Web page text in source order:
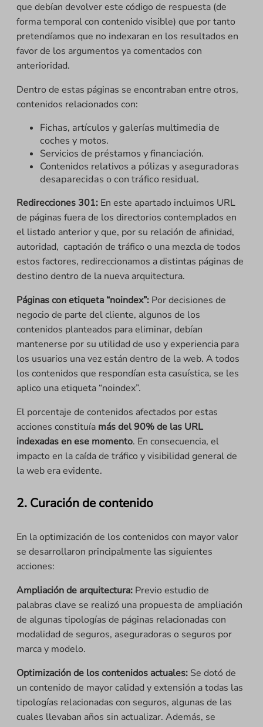
que debían devolver este código de respuesta (de
forma temporal con contenido visible) que por tanto
pretendíamos que no indexaran en los resultados en
favor de los argumentos ya comentados con
anterioridad.
Dentro de estas páginas se encontraban entre otros,
contenidos relacionados con:
Fichas, artículos y galerías multimedia de
coches y motos.
Servicios de préstamos y financiación.
Contenidos relativos a pólizas y aseguradoras
desaparecidas o con tráfico residual.
Redirecciones 301: En este apartado incluimos URL
de páginas fuera de los directorios contemplados en
el listado anterior y que, por su relación de afinidad,
autoridad, captación de tráfico o una mezcla de todos
estos factores, redireccionamos a distintas páginas de
destino dentro de la nueva arquitectura.
Páginas con etiqueta “noindex”: Por decisiones de
negocio de parte del cliente, algunos de los
contenidos planteados para eliminar, debían
mantenerse por su utilidad de uso y experiencia para
los usuarios una vez están dentro de la web. A todos
los contenidos que respondían esta casuística, se les
aplico una etiqueta “noindex”.
El porcentaje de contenidos afectados por estas
acciones constituía más del 90% de las URL
indexadas en ese momento. En consecuencia, el
impacto en la caída de tráfico y visibilidad general de
la web era evidente.
2. Curación de contenido
En la optimización de los contenidos con mayor valor
se desarrollaron principalmente las siguientes
acciones:
Ampliación de arquitectura: Previo estudio de
palabras clave se realizó una propuesta de ampliación
de algunas tipologías de páginas relacionadas con
modalidad de seguros, aseguradoras o seguros por
marca y modelo.
Optimización de los contenidos actuales: Se dotó de
un contenido de mayor calidad y extensión a todas las
tipologías relacionadas con seguros, algunas de las
cuales llevaban años sin actualizar. Además, se